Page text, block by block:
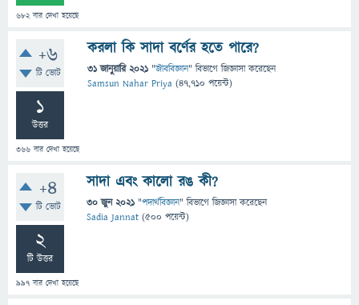
682বার দেখা হয়েছে
+6
টি ভোট
1
উত্তর
366 বার দেখা হয়েছে
করলা কি সাদা বর্ণের হতে পারে?
31 জানুয়ারি 2021 "জীববিজ্ঞান" বিভাগে জিজ্ঞাসাকরেছেন
Samsun Nahar Priya (47,710 পয়েন্ট)
+4
টি ভোট
2
টি উত্তর
997 বার দেখা হয়েছে
সাদা এবং কালো রঙ কী?
30 জুন 2021 "পদার্থবিজ্ঞান" বিভাগে জিজ্ঞাসাকরেছেন
Sadia Jannat (500 পয়েন্ট)